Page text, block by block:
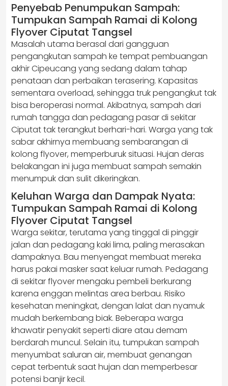
Penyebab Penumpukan Sampah:
Tumpukan Sampah Ramai di Kolong
Flyover Ciputat Tangsel
Masalah utama berasal dari gangguan
pengangkutan sampah ke tempat pembuangan
akhir Cipeucang yang sedang dalam tahap
penataan dan perbaikan terasering. Kapasitas
sementara overload, sehingga truk pengangkut tak
bisa beroperasi normal. Akibatnya, sampah dari
rumah tangga dan pedagang pasar di sekitar
Ciputat tak terangkut berhari-hari. Warga yang tak
sabar akhirnya membuang sembarangan di
kolong flyover, memperburuk situasi. Hujan deras
belakangan ini juga membuat sampah semakin
menumpuk dan sulit dikeringkan.
Keluhan Warga dan Dampak Nyata:
Tumpukan Sampah Ramai di Kolong
Flyover Ciputat Tangsel
Warga sekitar, terutama yang tinggal di pinggir
jalan dan pedagang kaki lima, paling merasakan
dampaknya. Bau menyengat membuat mereka
harus pakai masker saat keluar rumah. Pedagang
di sekitar flyover mengaku pembeli berkurang
karena enggan melintas area berbau. Risiko
kesehatan meningkat, dengan lalat dan nyamuk
mudah berkembang biak. Beberapa warga
khawatir penyakit seperti diare atau demam
berdarah muncul. Selain itu, tumpukan sampah
menyumbat saluran air, membuat genangan
cepat terbentuk saat hujan dan memperbesar
potensi banjir kecil.